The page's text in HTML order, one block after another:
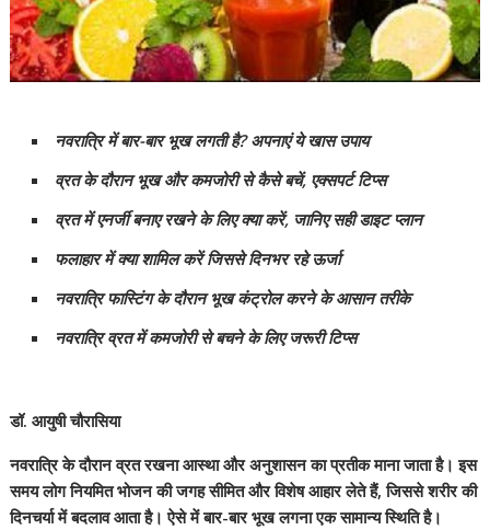
नवरात्रि में बार-बार भूख लगती है? अपनाएं ये खास उपाय
व्रत के दौरान भूख और कमजोरी से कैसे बचें, एक्सपर्ट टिप्स
व्रत में एनर्जी बनाए रखने के लिए क्या करें, जानिए सही डाइट प्लान
फलाहार में क्या शामिल करें जिससे दिनभर रहे ऊर्जा
नवरात्रि फास्टिंग के दौरान भूख कंट्रोल करने के आसान तरीके
नवरात्रि व्रत में कमजोरी से बचने के लिए जरूरी टिप्स
डॉ. आयुषी चौरासिया
नवरात्रि के दौरान व्रत रखना आस्था और अनुशासन का प्रतीक माना जाता है। इस
समय लोग नियमित भोजन की जगह सीमित और विशेष आहार लेते हैं, जिससे शरीर की
दिनचर्या में बदलाव आता है। ऐसे में बार-बार भूख लगना एक सामान्य स्थिति है।